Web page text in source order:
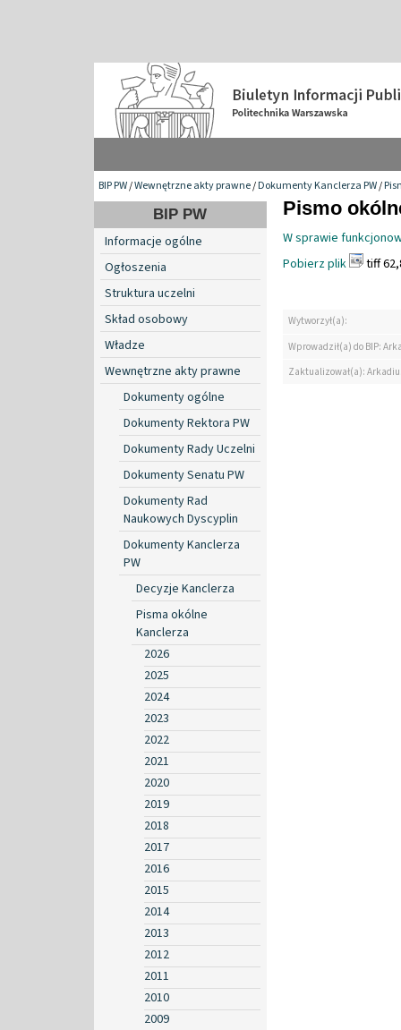
BIP PW/Wewnętrzne akty prawne/Dokumenty Kanclerza PW/
BIP PW
Informacje ogólne
Ogłoszenia
Struktura uczelni
Skład osobowy
Władze
Wewnętrzne akty prawne
Dokumenty ogólne
Dokumenty Rektora PW
Dokumenty Rady Uczelni
Dokumenty Senatu PW
Dokumenty Rad
Naukowych Dyscyplin
Dokumenty Kanclerza
PW
Decyzje Kanclerza
Pisma okólne
Kanclerza
2026
2025
2024
2023
2022
2021
2020
2019
2018
2017
2016
2015
2014
2013
2012
2011
2010
2009
Pismo
W sprawie
Pobierz plik
tiff
Wytworzył(a):
Wprowadził(a) do BIP:
Zaktualizował(a):